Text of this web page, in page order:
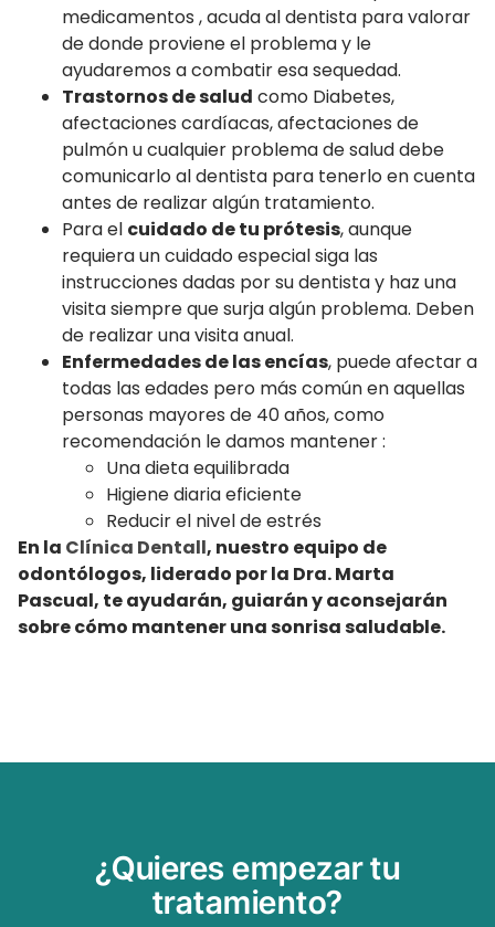
medicamentos , acuda al dentista para valorar
de donde proviene el problema y le
ayudaremos a combatir esa sequedad.
Trastornos de salud como Diabetes,
afectaciones cardíacas, afectaciones de
pulmón u cualquier problema de salud debe
comunicarlo al dentista para tenerlo en cuenta
antes de realizar algún tratamiento.
Para el cuidado de tu prótesis, aunque
requiera un cuidado especial siga las
instrucciones dadas por su dentista y haz una
visita siempre que surja algún problema. Deben
de realizar una visita anual.
Enfermedades de las encías, puede afectar a
todas las edades pero más común en aquellas
personas mayores de 40 años, como
recomendación le damos mantener :
Una dieta equilibrada
Higiene diaria eficiente
Reducir el nivel de estrés
En la Clínica Dentall, nuestro equipo de
odontólogos, liderado por la Dra. Marta
Pascual, te ayudarán, guiarán y aconsejarán
sobre cómo mantener una sonrisa saludable.
¿Quieres empezar tu
tratamiento?